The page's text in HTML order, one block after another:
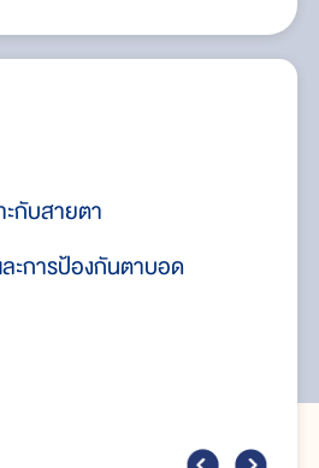
กับสายตา
ะการป้องกันตาบอด